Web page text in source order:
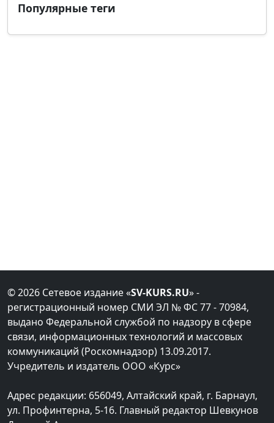
Популярные теги
© 2026 Сетевое издание «SV-KURS.RU» -
регистрационный номер СМИ ЭЛ № ФС 77 - 70984,
выдано Федеральной службой по надзору в сфере
связи, информационных технологий и массовых
коммуникаций (Роскомнадзор) 13.09.2017.
Учредитель и издатель ООО «Курс»
Адрес редакции: 656049, Алтайский край, г. Барнаул,
ул. Профинтерна, 5-16. Главный редактор Шевкунов